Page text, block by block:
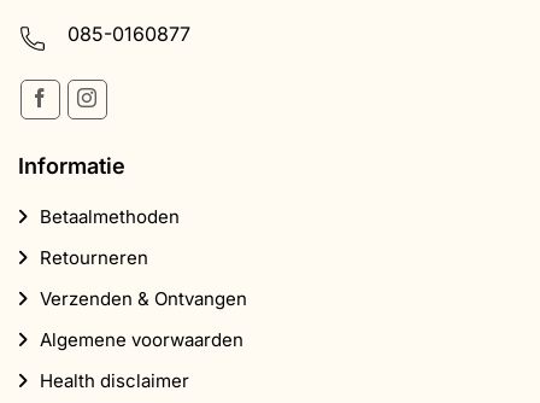
085-0160877
Informatie
Betaalmethoden
Retourneren
Verzenden & Ontvangen
Algemene voorwaarden
Health disclaimer